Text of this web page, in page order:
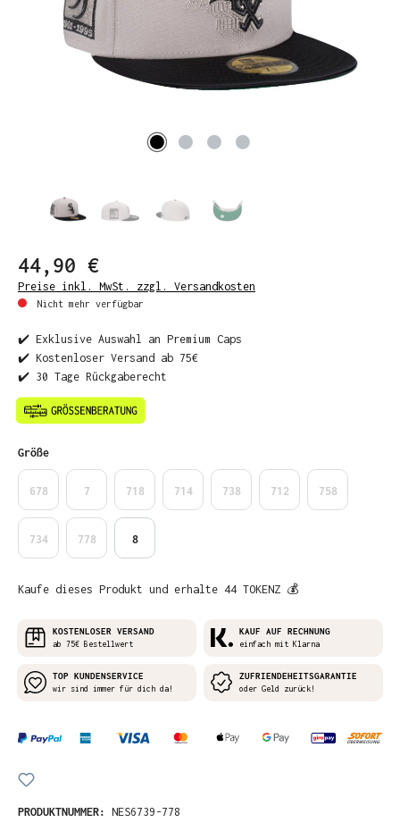
44,90 €
Preise inkl. MwSt. zzgl. Versandkosten
Nicht mehr verfügbar
✔️ Exklusive Auswahl an Premium Caps
✔️ Kostenloser Versand ab 75€
✔️ 30 Tage Rückgaberecht
Größeauswählen
678 7 718 714 738 712 758
734 778 8
Kaufe dieses Produkt und erhalte 44 TOKENZ 💰
KOSTENLOSER VERSAND
ab 75€ Bestellwert
KAUF AUF RECHNUNG
einfach mit Klarna
TOP KUNDENSERVICE
wir sind immer für dich da!
ZUFRIENDEHEITSGARANTIE
oder Geld zurück!
PRODUKTNUMMER: NES6739-778